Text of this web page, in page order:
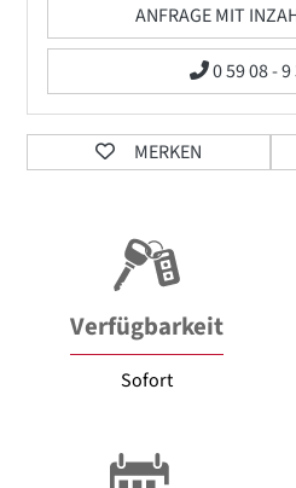
ANFRAGE MIT
0 59 08 -
MERKEN
Verfügbarkeit
Sofort